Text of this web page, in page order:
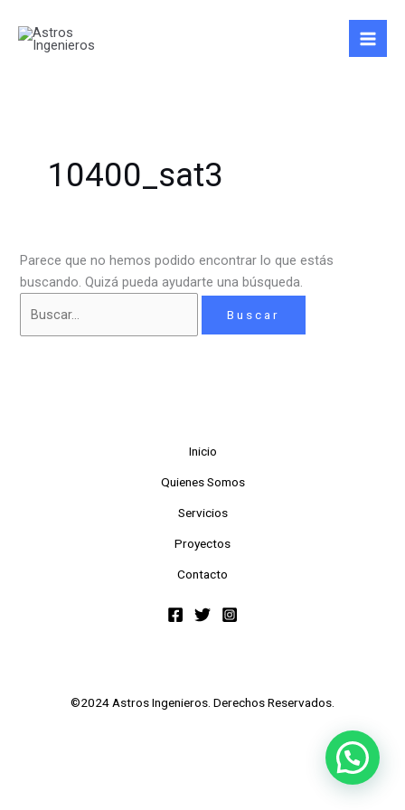
contenido
10400_sat3
Parece que no hemos podido encontrar lo que estás
buscando. Quizá pueda ayudarte una búsqueda.
por:
Inicio
Quienes Somos
Servicios
Proyectos
Contacto
©2024 Astros Ingenieros. Derechos Reservados.